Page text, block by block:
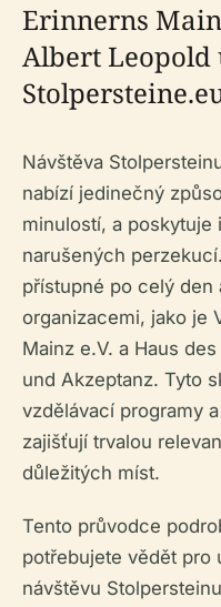
Erinnerns
Albert Leopold
Návštěva
nabízí jedinečný
minulostí, a poskytuje
narušených
přístupné po celý den
organizacemi, jako je
Mainz e.V. a Haus
und Akzeptanz. Tyto
vzdělávací programy
zajišťují trvalou
důležitých míst.
Tento průvodce
potřebujete vědět pro
návštěvu